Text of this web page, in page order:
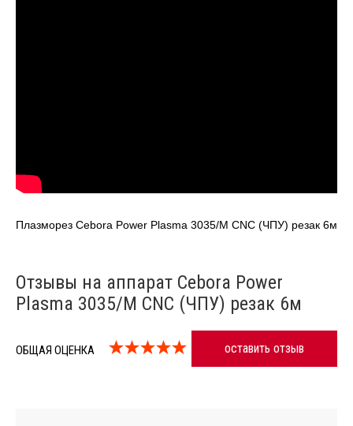
Плазморез Cebora Power Plasma 3035/M CNC (ЧПУ) резак 6м
Отзывы на аппарат Cebora Power
Plasma 3035/M CNC (ЧПУ) резак 6м
ОБЩАЯ ОЦЕНКА оставить отзыв